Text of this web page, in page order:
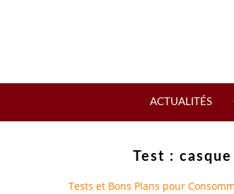
ACTUALITÉS
Test :
Tests et Bons Plans pour